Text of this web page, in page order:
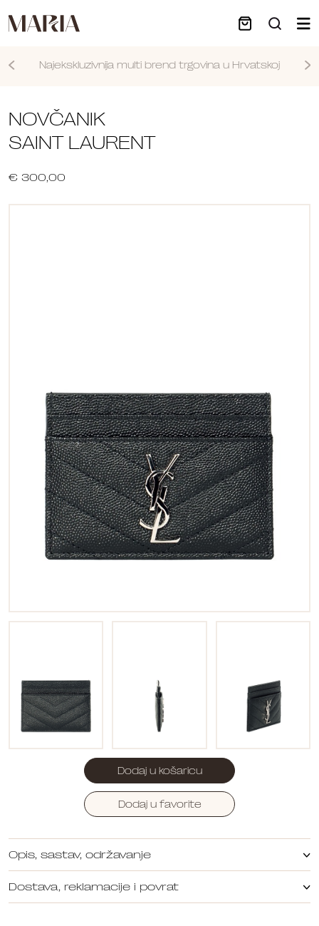
Najekskluzivnija multi brend trgovina u Hrvatskoj
NOVČANIK
SAINT LAURENT
€ 300,00
Dodaj u košaricu
Dodaj u favorite
Opis, sastav, održavanje
Dostava, reklamacije i povrat